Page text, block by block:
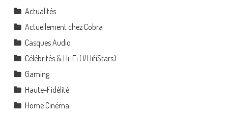
Actualités
Actuellement chez Cobra
Casques Audio
Célébrités & Hi-Fi (#HifiStars)
Gaming
Haute-Fidélité
Home Cinéma